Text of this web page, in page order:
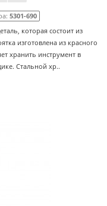
5301-690
которая состоит из
изготовлена из красного
хранить инструмент в
Стальной хр..